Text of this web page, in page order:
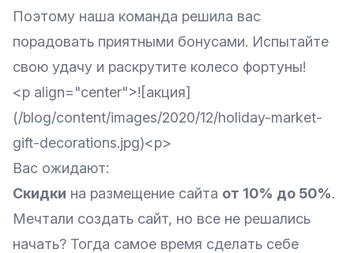
Поэтому наша команда решила вас
порадовать приятными бонусами. Испытайте
свою удачу и раскрутите колесо фортуны!
<p align="center">![акция]
(/blog/content/images/2020/12/holiday-market-
gift-decorations.jpg)<p>
Вас ожидают:
Скидки на размещение сайта от 10% до 50%.
Мечтали создать сайт, но все не решались
начать? Тогда самое время сделать себе